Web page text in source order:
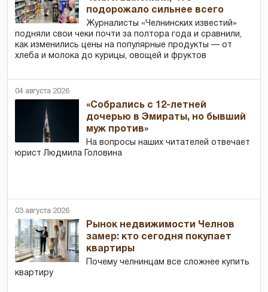
подорожало сильнее всего
Журналисты «Челнинских известий»
подняли свои чеки почти за полтора года и сравнили,
как изменились цены на популярные продукты — от
хлеба и молока до курицы, овощей и фруктов
04 августа 2026
«Собрались с 12-летней
дочерью в Эмираты, но бывший
муж против»
На вопросы наших читателей отвечает
юрист Людмила Головина
03 августа 2026
Рынок недвижимости Челнов
замер: кто сегодня покупает
квартиры
Почему челнинцам все сложнее купить
квартиру